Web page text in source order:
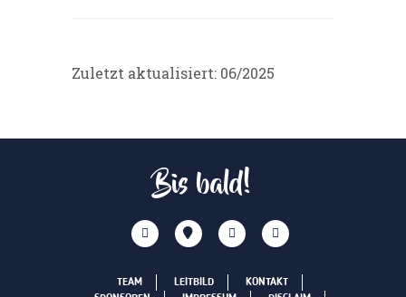
Zuletzt aktualisiert: 06/2025
Bis bald!
TEAM LEITBILD
KONTAKT